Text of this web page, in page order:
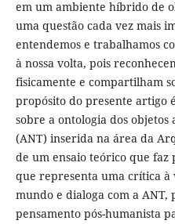
em um ambiente híbrido de
uma questão cada vez mais
entendemos e trabalhamos
à nossa volta, pois
fisicamente e compartilham
propósito do presente artigo
sobre a ontologia dos
(ANT) inserida na área da
de um ensaio teórico que
que representa uma crítica à
mundo e dialoga com a
pensamento pós-humanista